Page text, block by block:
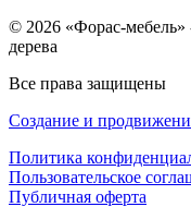
© 2026 «Форас-мебель»
дерева
Все права защищены
Создание и
Политика
Пользовательское
Публичная оферта